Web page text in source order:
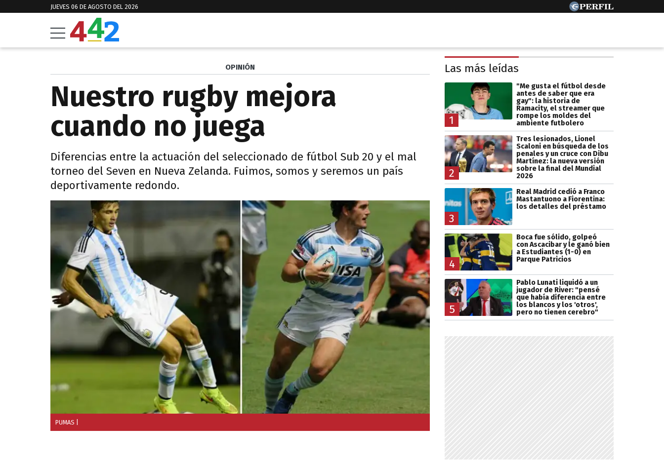
JUEVES 06 DE AGOSTO DEL 2026
OPINIÓN
Nuestro rugby mejora
cuando no juega
Diferencias entre la actuación del seleccionado de fútbol Sub 20 y el mal
torneo del Seven en Nueva Zelanda. Fuimos, somos y seremos un país
deportivamente redondo.
PUMAS
Las más leídas
1
"Me gusta el fútbol desde
antes de saber que era
gay": la historia de
Ramacity, el streamer que
rompe los moldes del
ambiente futbolero
2
Tres lesionados, Lionel
Scaloni en búsqueda de los
penales y un cruce con Dibu
Martínez: la nueva versión
sobre la final del Mundial
2026
3
Real Madrid cedió a Franco
Mastantuono a Fiorentina:
los detalles del préstamo
4
Boca fue sólido, golpeó
con Ascacibar y le ganó bien
a Estudiantes (1-0) en
Parque Patricios
5
Pablo Lunati liquidó a un
jugador de River: "pensé
que había diferencia entre
los blancos y los 'otros',
pero no tienen cerebro"